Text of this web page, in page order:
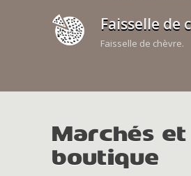
Faisselle de
Faisselle de chèvre.
Marchés et
boutique